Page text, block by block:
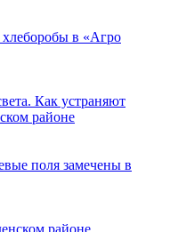
в «Агро
Как устраняют
районе
поля замечены в